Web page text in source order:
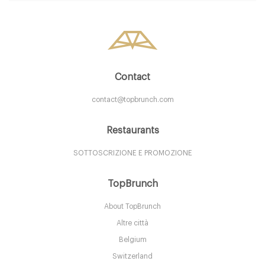
Contact
contact@topbrunch.com
Restaurants
SOTTOSCRIZIONE E PROMOZIONE
TopBrunch
About TopBrunch
Altre città
Belgium
Switzerland